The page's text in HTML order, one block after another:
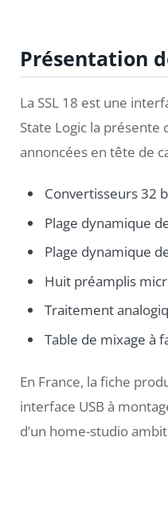
Présentation
La SSL 18 est une
State Logic la
annoncées en tête de
Convertisseurs 32
Plage dynamique
Plage dynamique
Huit préamplis
Traitement
Table de mixage à
En France, la fiche
interface USB à
d’un home-studio